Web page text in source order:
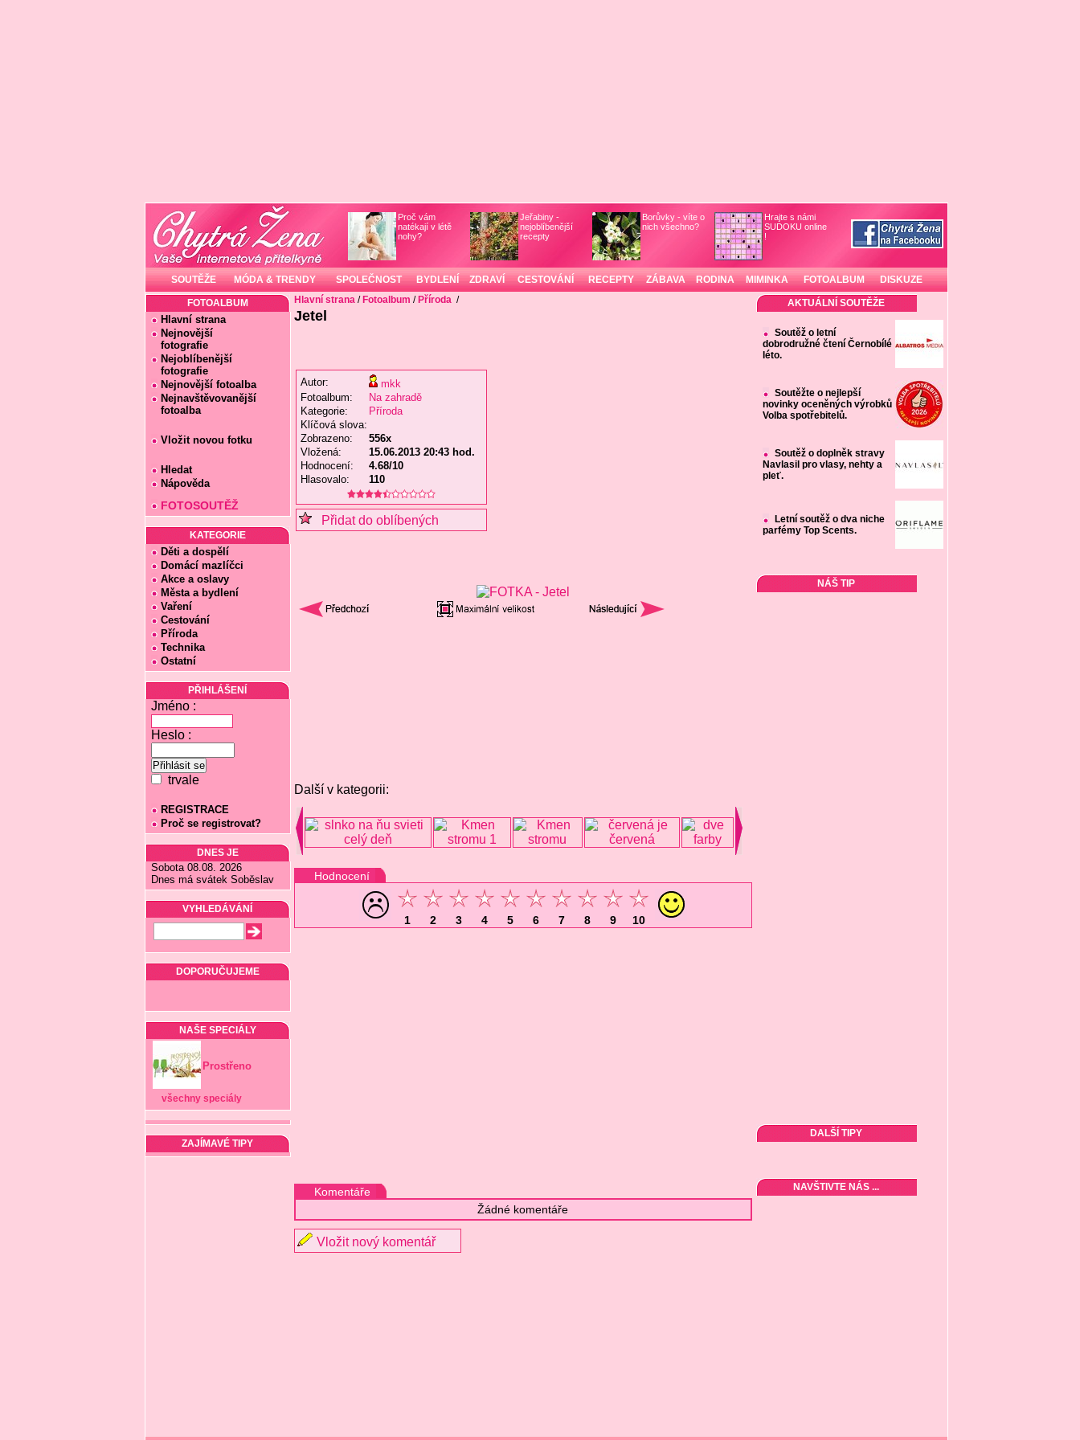
Proč vám
natékají v létě
nohy?
Jeřabiny -
nejoblíbenější
recepty
Borůvky - víte o
nich všechno?
Hrajte s námi
SUDOKU online
!
SOUTĚŽE MÓDA & TRENDY SPOLEČNOST BYDLENÍ ZDRAVÍ CESTOVÁNÍ RECEPTY ZÁBAVA RODINA MIMINKA FOTOALBUM DISKUZE
FOTOALBUM
Hlavní strana
Nejnovější
fotografie
Nejoblíbenější
fotografie
Nejnovější fotoalba
Nejnavštěvovanější
fotoalba
Vložit novou fotku
Hledat
Nápověda
FOTOSOUTĚŽ
KATEGORIE
Děti a dospělí
Domácí mazlíčci
Akce a oslavy
Města a bydlení
Vaření
Cestování
Příroda
Technika
Ostatní
PŘIHLÁŠENÍ
Jméno :
Heslo :
trvale
REGISTRACE
Proč se registrovat?
DNES JE
Sobota 08.08. 2026
Dnes má svátek Soběslav
VYHLEDÁVÁNÍ
DOPORUČUJEME
NAŠE SPECIÁLY
Prostřeno
všechny speciály
ZAJÍMAVÉ TIPY
Hlavní strana/ Fotoalbum / Příroda /
Jetel
Autor:
mkk
Fotoalbum:
Na zahradě
Kategorie:
Příroda
Klíčová slova:
Zobrazeno:
556x
Vložená:
15.06.2013 20:43 hod.
Hodnocení:
4.68/10
Hlasovalo:
110
Přidat do oblíbených
Další v kategorii:
Hodnocení
1 2 3 4 5 6 7 8 9 10
Komentáře
Žádné komentáře
Vložit nový komentář
AKTUÁLNÍ SOUTĚŽE
Soutěž o letní
dobrodružné čtení Černobílé
léto.
Soutěžte o nejlepší
novinky oceněných výrobků
Volba spotřebitelů.
Soutěž o doplněk stravy
Navlasil pro vlasy, nehty a
pleť.
Letní soutěž o dva niche
parfémy Top Scents.
NÁŠ TIP
DALŠÍ TIPY
NAVŠTIVTE NÁS ...